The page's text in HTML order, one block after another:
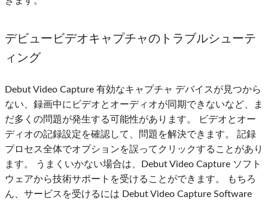
デビュービデオキャプチャのトラブルシューテ
ィング
Debut Video Capture 有効なキャプチャ デバイスが見つから
ない、録画中にビデオとオーディオが同期できないなど、ま
だ多くの問題が発生する可能性があります。 ビデオとオー
ディオの記録設定を確認して、問題を解決できます。 記録
プロセス全体でオプションを誤ってクリックすることがあり
ます。 うまくいかない場合は、Debut Video Capture ソフト
ウェアから技術サポートを受けることができます。 もちろ
ん、サービスを受けるには Debut Video Capture Software